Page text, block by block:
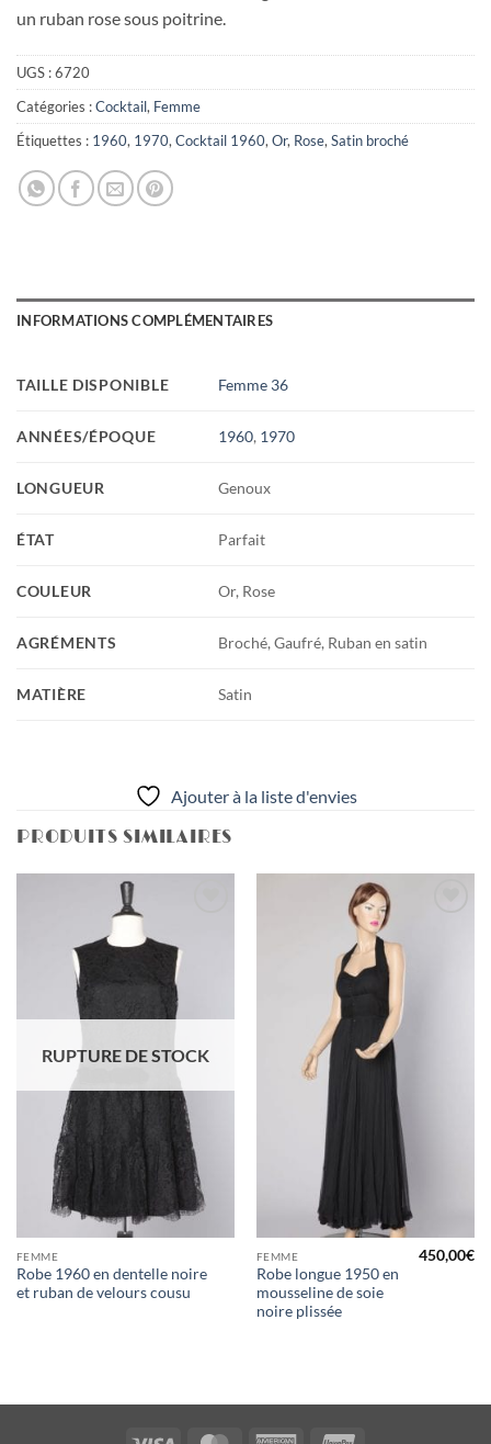
un ruban rose sous poitrine.
UGS :6720
Catégories :Cocktail, Femme
Étiquettes : 1960, 1970, Cocktail 1960, Or, Rose, Satin broché
INFORMATIONS COMPLÉMENTAIRES
TAILLE DISPONIBLE Femme 36
ANNÉES/ÉPOQUE 1960, 1970
LONGUEUR Genoux
ÉTAT Parfait
COULEUR Or, Rose
AGRÉMENTS Broché, Gaufré, Ruban en satin
MATIÈRE Satin
Ajouter à la liste d'envies
PRODUITS SIMILAIRES
d'envies
RUPTURE DE STOCK
FEMME
Robe 1960 en dentelle noire
et ruban de velours cousu
FEMME
Robe longue 1950 en
mousseline de soie
noire plissée
450,00€